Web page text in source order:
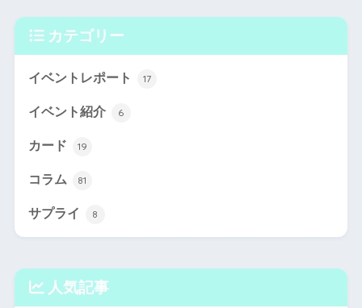
カテゴリー
イベントレポート 17
イベント紹介 6
カード 19
コラム 81
サプライ 8
人気記事